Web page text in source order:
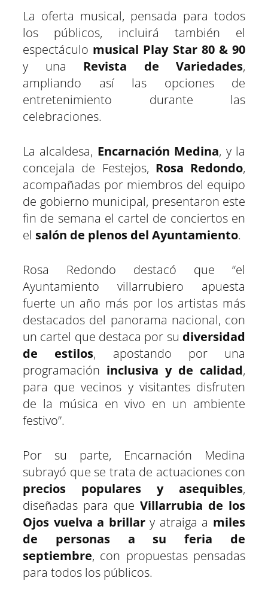
La oferta musical, pensada para todos
los públicos, incluirá también el
espectáculo musical Play Star 80 & 90
y una Revista de Variedades,
ampliando así las opciones de
entretenimiento durante las
celebraciones.
La alcaldesa, Encarnación Medina, y la
concejala de Festejos, Rosa Redondo,
acompañadas por miembros del equipo
de gobierno municipal, presentaron este
fin de semana el cartel de conciertos en
el salón de plenos del Ayuntamiento.
Rosa Redondo destacó que “el
Ayuntamiento villarrubiero apuesta
fuerte un año más por los artistas más
destacados del panorama nacional, con
un cartel que destaca por su diversidad
de estilos, apostando por una
programación inclusiva y de calidad,
para que vecinos y visitantes disfruten
de la música en vivo en un ambiente
festivo”.
Por su parte, Encarnación Medina
subrayó que se trata de actuaciones con
precios populares y asequibles,
diseñadas para que Villarrubia de los
Ojos vuelva a brillary atraiga a miles
de personas a su feria de
septiembre, con propuestas pensadas
para todos los públicos.